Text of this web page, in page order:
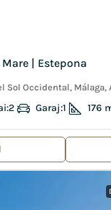
| Estepona
Sol Occidental, Málaga,
2 Garaj:1 176